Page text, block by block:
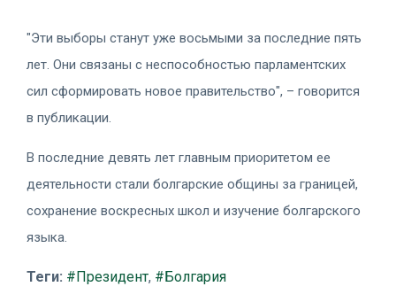
"Эти выборы станут уже восьмыми за последние пять
лет. Они связаны с неспособностью парламентских
сил сформировать новое правительство", – говорится
в публикации.
В последние девять лет главным приоритетом ее
деятельности стали болгарские общины за границей,
сохранение воскресных школ и изучение болгарского
языка.
Теги: #Президент, #Болгария